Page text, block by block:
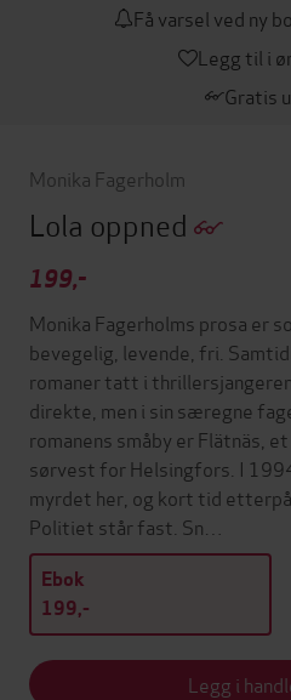
Få varsel ved ny
Legg til i
Gratis
Monika Fagerholm
Lola oppned
199,-
Monika Fagerholms prosa er
bevegelig, levende, fri.
romaner tatt i
direkte, men i sin særegne
romanens småby er Flätnäs,
sørvest for Helsingfors. I
myrdet her, og kort tid
Politiet står fast. Sn…
Ebok
199,-
Legg i